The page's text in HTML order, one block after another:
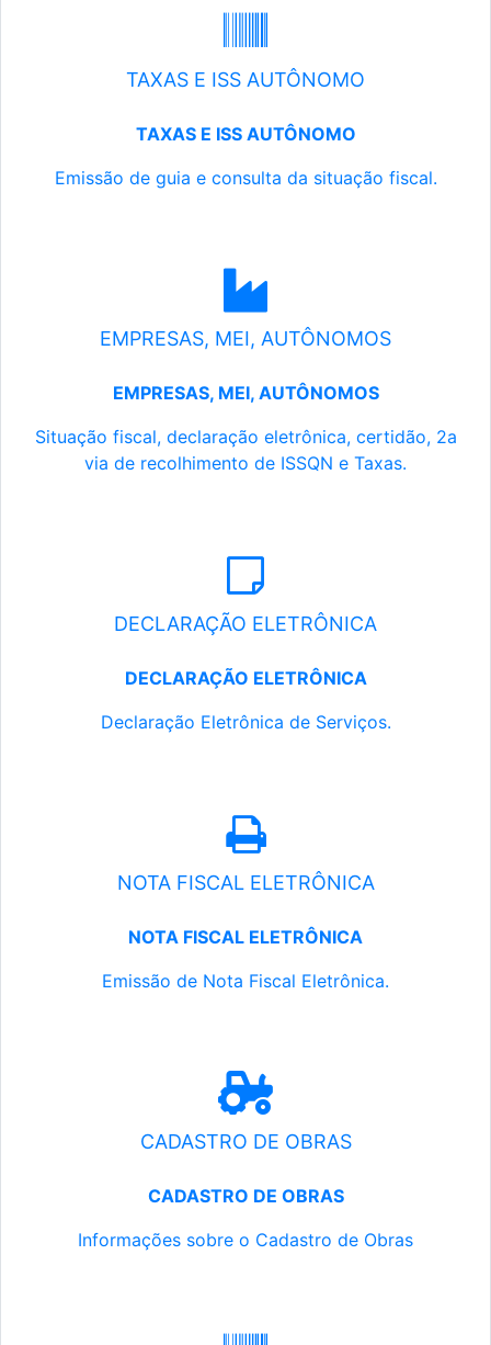
TAXAS E ISS AUTÔNOMO
TAXAS E ISS AUTÔNOMO
Emissão de guia e consulta da situação fiscal.
EMPRESAS, MEI, AUTÔNOMOS
EMPRESAS, MEI, AUTÔNOMOS
Situação fiscal, declaração eletrônica, certidão, 2a
via de recolhimento de ISSQN e Taxas.
DECLARAÇÃO ELETRÔNICA
DECLARAÇÃO ELETRÔNICA
Declaração Eletrônica de Serviços.
NOTA FISCAL ELETRÔNICA
NOTA FISCAL ELETRÔNICA
Emissão de Nota Fiscal Eletrônica.
CADASTRO DE OBRAS
CADASTRO DE OBRAS
Informações sobre o Cadastro de Obras